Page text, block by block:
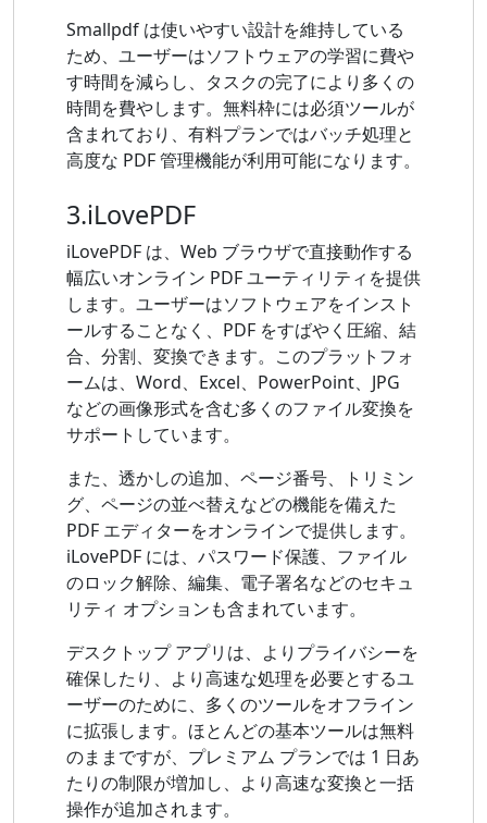
Smallpdf は使いやすい設計を維持している
ため、ユーザーはソフトウェアの学習に費や
す時間を減らし、タスクの完了により多くの
時間を費やします。無料枠には必須ツールが
含まれており、有料プランではバッチ処理と
高度な PDF 管理機能が利用可能になります。
3.iLovePDF
iLovePDF は、Web ブラウザで直接動作する
幅広いオンライン PDF ユーティリティを提供
します。ユーザーはソフトウェアをインスト
ールすることなく、PDF をすばやく圧縮、結
合、分割、変換できます。このプラットフォ
ームは、Word、Excel、PowerPoint、JPG
などの画像形式を含む多くのファイル変換を
サポートしています。
また、透かしの追加、ページ番号、トリミン
グ、ページの並べ替えなどの機能を備えた
PDF エディターをオンラインで提供します。
iLovePDF には、パスワード保護、ファイル
のロック解除、編集、電子署名などのセキュ
リティ オプションも含まれています。
デスクトップ アプリは、よりプライバシーを
確​​保したり、より高速な処理を必要とするユ
ーザーのために、多くのツールをオフライン
に拡張します。ほとんどの基本ツールは無料
のままですが、プレミアム プランでは 1 日あ
たりの制限が増加し、より高速な変換と一括
操作が追加されます。